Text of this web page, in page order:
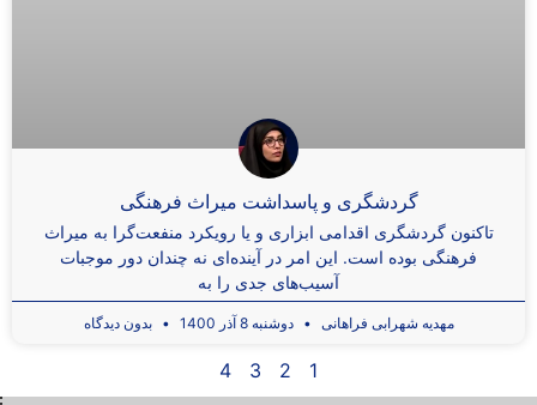
گردشگری و پاسداشت میراث فرهنگی
تاکنون گردشگری اقدامی ابزاری و یا رویکرد منفعت‌گرا به میراث
فرهنگی بوده است. این امر در آینده‌ای نه چندان دور موجبات
آسیب‌های جدی را به
مهدیه شهرابی فراهانی دوشنبه 8 آذر 1400 بدون دیدگاه
1
2
3
4